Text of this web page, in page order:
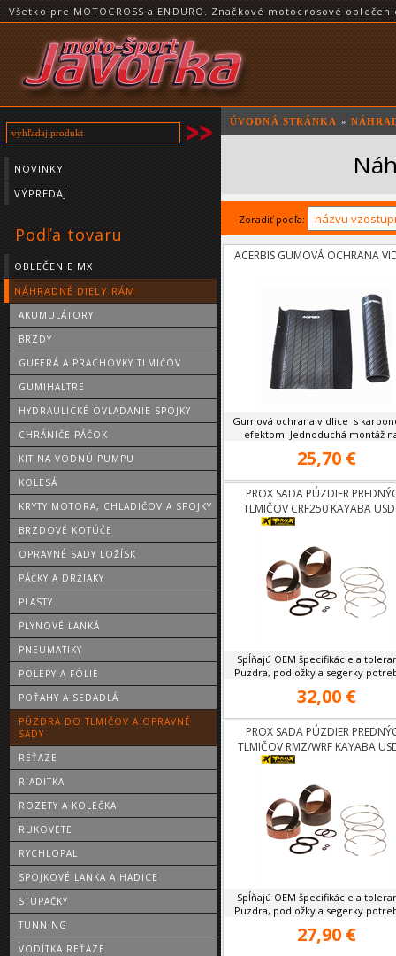
Všetko pre MOTOCROSS a ENDURO. Značkové motocrosové
NOVINKY
VÝPREDAJ
Podľa tovaru
OBLEČENIE MX
NÁHRADNÉ DIELY RÁM
AKUMULÁTORY
BRZDY
GUFERÁ A PRACHOVKY TLMIČOV
GUMIHALTRE
HYDRAULICKÉ OVLADANIE SPOJKY
CHRÁNIČE PÁČOK
KIT NA VODNÚ PUMPU
KOLESÁ
KRYTY MOTORA, CHLADIČOV A SPOJKY
BRZDOVÉ KOTÚČE
OPRAVNÉ SADY LOŽÍSK
PÁČKY A DRŽIAKY
PLASTY
PLYNOVÉ LANKÁ
PNEUMATIKY
POLEPY A FÓLIE
POŤAHY A SEDADLÁ
PÚZDRA DO TLMIČOV A OPRAVNÉ
SADY
REŤAZE
RIADITKA
ROZETY A KOLEČKA
RUKOVETE
RYCHLOPAL
SPOJKOVÉ LANKA A HADICE
STUPAČKY
TUNNING
VODÍTKA REŤAZE
ÚVODNÁ STRÁNKA »
Zoradiť podľa:
ACERBIS GUMOVÁ OCHRANA
Gumová ochrana vidlice s
efektom. Jednoduchá montáž
25,70 €
PROX SADA PÚZDIER
TLMIČOV CRF250 KAYABA
Spĺňajú OEM špecifikácie a
Puzdra, podložky a segerky
32,00 €
PROX SADA PÚZDIER
TLMIČOV RMZ/WRF KAYABA
Spĺňajú OEM špecifikácie a
Puzdra, podložky a segerky
27,90 €